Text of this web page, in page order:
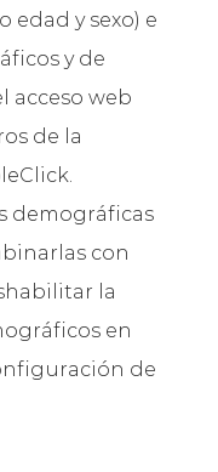
edad y sexo) e
y de
acceso web
de la
demográficas
con
la
en
de